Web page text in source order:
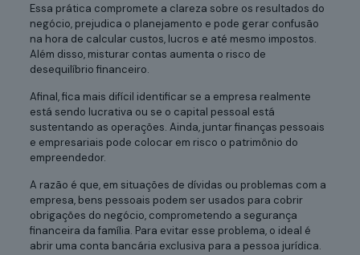
Essa prática compromete a clareza sobre os resultados do
negócio, prejudica o planejamento e pode gerar confusão
na hora de calcular custos, lucros e até mesmo impostos.
Além disso, misturar contas aumenta o risco de
desequilíbrio financeiro.
Afinal, fica mais difícil identificar se a empresa realmente
está sendo lucrativa ou se o capital pessoal está
sustentando as operações. Ainda, juntar finanças pessoais
e empresariais pode colocar em risco o patrimônio do
empreendedor.
A razão é que, em situações de dívidas ou problemas com a
empresa, bens pessoais podem ser usados para cobrir
obrigações do negócio, comprometendo a segurança
financeira da família. Para evitar esse problema, o ideal é
abrir uma conta bancária exclusiva para a pessoa jurídica.